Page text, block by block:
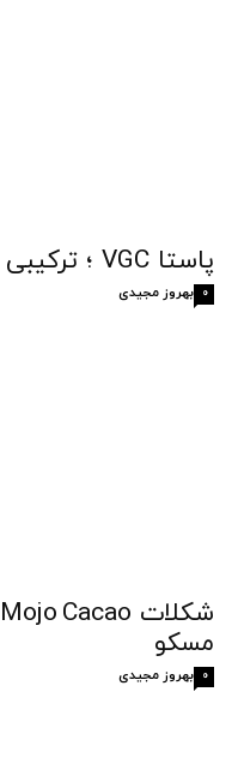
پاستا VGC ؛ ترکیبی برنده در وعده های غذایی
بهروز مجیدی 0
مسکو
بهروز مجیدی 0